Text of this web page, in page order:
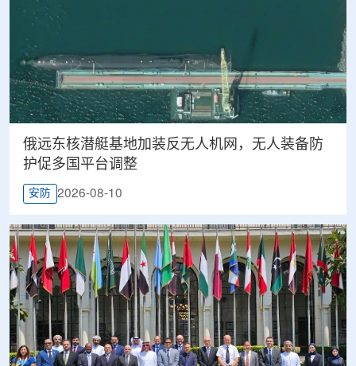
俄远东核潜艇基地加装反无人机网，无人装备防
护促多国平台调整
安防 2026-08-10